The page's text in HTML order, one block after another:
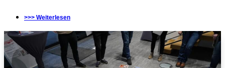
>>> Weiterlesen